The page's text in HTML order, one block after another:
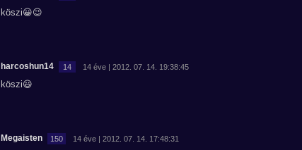
köszi😀😉
harcoshun14 14 14 éve | 2012. 07. 14. 19:38:45
köszi😃
Megaisten 150 14 éve | 2012. 07. 14. 17:48:31